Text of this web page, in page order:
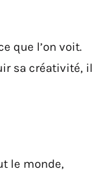
que l’on voit.
sa créativité, il
le monde,